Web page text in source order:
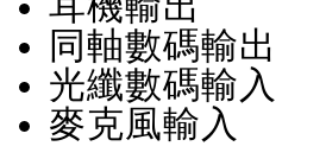
同軸數碼輸出
光纖數碼輸入
麥克風輸入